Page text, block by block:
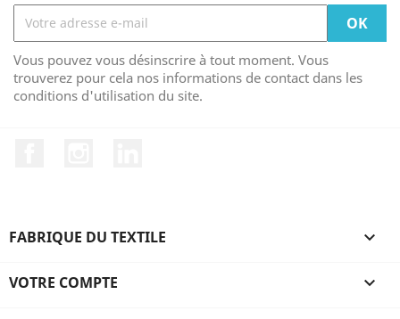
Vous pouvez vous désinscrire à tout moment. Vous
trouverez pour cela nos informations de contact dans les
conditions d'utilisation du site.
FABRIQUE DU TEXTILE 
VOTRE COMPTE 